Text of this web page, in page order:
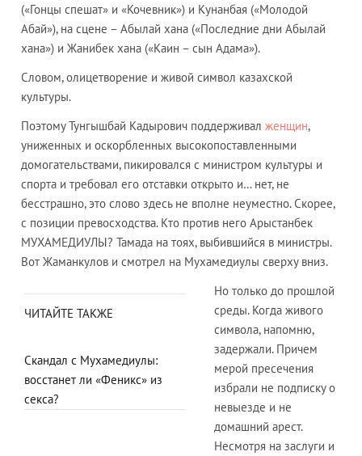
(«Гонцы спешат» и «Кочевник») и Кунанбая («Молодой
Абай»), на сцене – Абылай хана («Последние дни Абылай
хана») и Жанибек хана («Каин – сын Адама»).
Словом, олицетворение и живой символ казахской
культуры.
Поэтому Тунгышбай Кадырович поддерживал женщин,
униженных и оскорбленных высокопоставленными
домогательствами, пикировался с министром культуры и
спорта и требовал его отставки открыто и… нет, не
бесстрашно, это слово здесь не вполне неуместно. Скорее,
с позиции превосходства. Кто против него Арыстанбек
МУХАМЕДИУЛЫ? Тамада на тоях, выбившийся в министры.
Вот Жаманкулов и смотрел на Мухамедиулы сверху вниз.
ЧИТАЙТЕ ТАКЖЕ
Скандал с Мухамедиулы:
восстанет ли «Феникс» из
секса?
Но только до прошлой
среды. Когда живого
символа, напомню,
задержали. Причем
мерой пресечения
избрали не подписку о
невыезде и не
домашний арест.
Несмотря на заслуги и